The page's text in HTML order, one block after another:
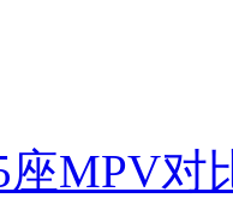
座MPV对